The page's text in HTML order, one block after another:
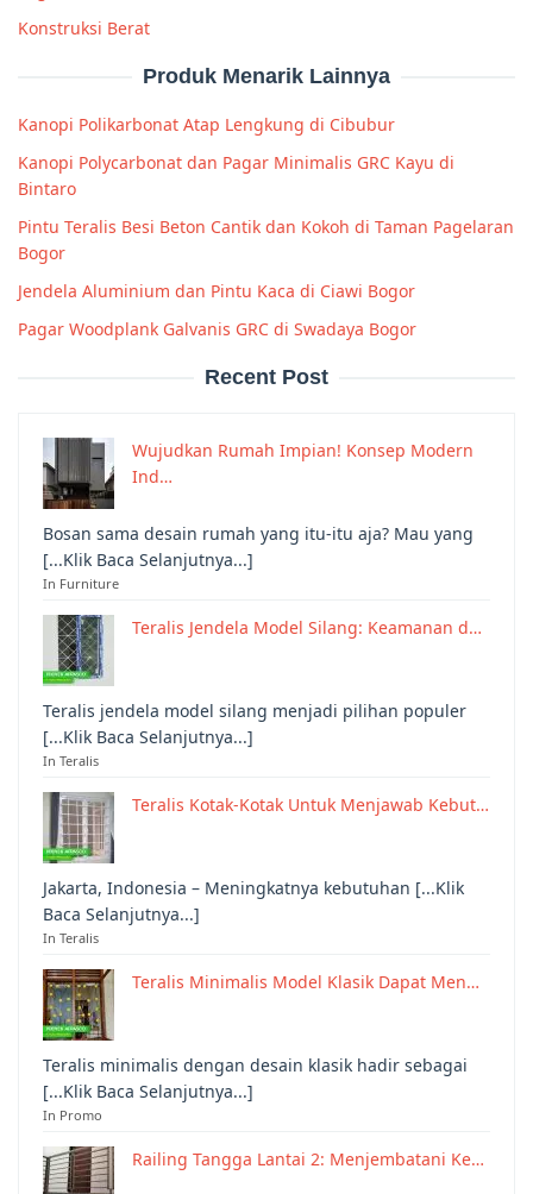
Konstruksi Berat
Produk Menarik Lainnya
Kanopi Polikarbonat Atap Lengkung di Cibubur
Kanopi Polycarbonat dan Pagar Minimalis GRC Kayu di
Bintaro
Pintu Teralis Besi Beton Cantik dan Kokoh di Taman Pagelaran
Bogor
Jendela Aluminium dan Pintu Kaca di Ciawi Bogor
Pagar Woodplank Galvanis GRC di Swadaya Bogor
Recent Post
Wujudkan Rumah Impian! Konsep Modern
Ind…
Bosan sama desain rumah yang itu-itu aja? Mau yang
[...Klik Baca Selanjutnya...]
In Furniture
Teralis Jendela Model Silang: Keamanan d…
Teralis jendela model silang menjadi pilihan populer
[...Klik Baca Selanjutnya...]
In Teralis
Teralis Kotak-Kotak Untuk Menjawab Kebut…
Jakarta, Indonesia – Meningkatnya kebutuhan [...Klik
Baca Selanjutnya...]
In Teralis
Teralis Minimalis Model Klasik Dapat Men…
Teralis minimalis dengan desain klasik hadir sebagai
[...Klik Baca Selanjutnya...]
In Promo
Railing Tangga Lantai 2: Menjembatani Ke…